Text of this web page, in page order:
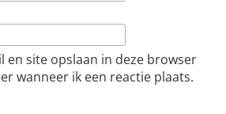
en site opslaan in deze browser
wanneer ik een reactie plaats.